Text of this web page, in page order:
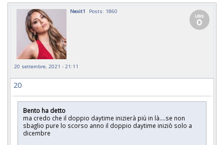
Nexit1 Posts: 1860
20 settembre, 2021 - 21:11
20
Bento ha detto
ma credo che il doppio daytime inizierà più in là....se non
sbaglio pure lo scorso anno il doppio daytime iniziò solo a
dicembre